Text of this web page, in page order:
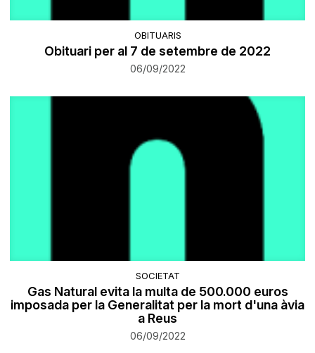
OBITUARIS
Obituari per al 7 de setembre de 2022
06/09/2022
SOCIETAT
Gas Natural evita la multa de 500.000 euros
imposada per la Generalitat per la mort d'una àvia
a Reus
06/09/2022